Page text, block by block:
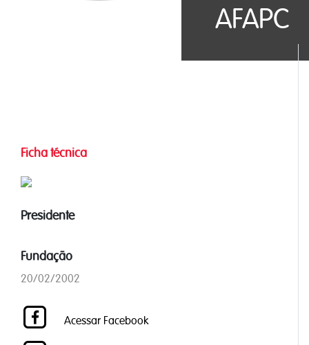
AFAPC
Ficha técnica
Presidente
Fundação
20/02/2002
Acessar Facebook